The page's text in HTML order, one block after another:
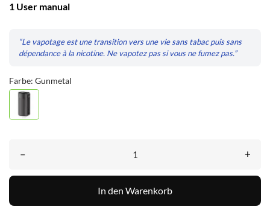
1 User manual
“Le vapotage est une transition vers une vie sans tabac puis sans
dépendance à la nicotine. Ne vapotez pas si vous ne fumez pas.”
Farbe: Gunmetal
– +
In den Warenkorb